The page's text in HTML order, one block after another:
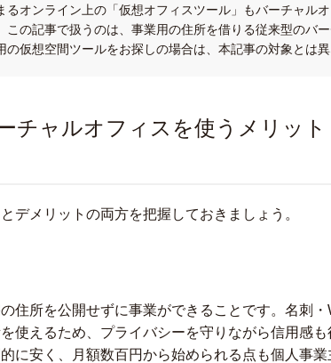
るオンライン上の「仮想オフィスツール」もバーチャル
この記事で扱うのは、事業用の住所を借りる従来型のバ
の仮想空間ツールをお探しの場合は、本記事の対象とは
チャルオフィスを使うメリッ
デメリットの両方を把握しておきましょう。
住所を公開せずに事業ができることです。名刺
使えるため、プライバシーを守りながら信用感
に安く、月額数百円から始められる点も個人事